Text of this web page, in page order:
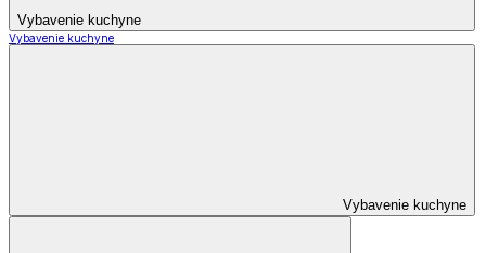
Vybavenie kuchyne
Vybavenie kuchyne
Vybavenie kuchyne